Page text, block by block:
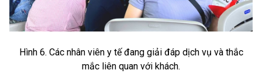
Hình 6. Các nhân viên y tế đang giải đáp dịch vụ và thắc
mắc liên quan với khách.